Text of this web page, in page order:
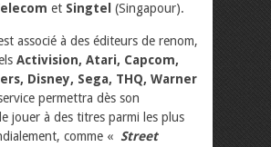
et Singtel (Singapour).
associé à des éditeurs de renom,
Activision, Atari, Capcom,
Disney, Sega, THQ, Warner
permettra dès son
jouer à des titres parmi les plus
comme « Street